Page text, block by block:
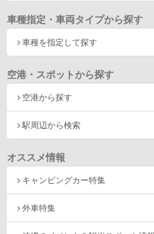
車種指定・車両タイプから探す
車種を指定して探す
空港・スポットから探す
空港から探す
駅周辺から検索
オススメ情報
キャンピングカー特集
外車特集